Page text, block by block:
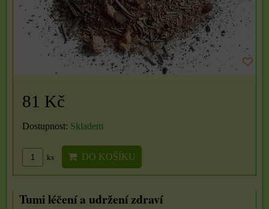
81 Kč
Dostupnost: Skladem
ks DO KOŠÍKU
Tumi léčení a udržení zdraví